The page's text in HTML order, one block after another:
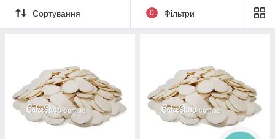
Сортування 0 Фільтри